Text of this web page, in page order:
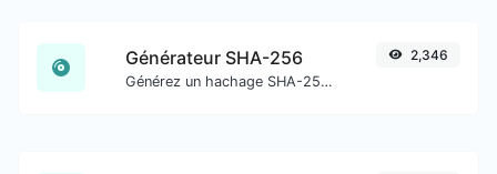
Générateur SHA-256
Générez un hachage SHA-256 pour toute entrée de chaîne.
2,346